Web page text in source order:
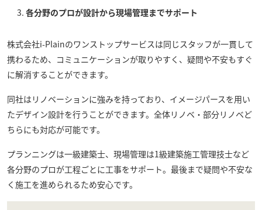
各分野のプロが設計から現場管理までサポート
株式会社i-Plainのワンストップサービスは同じスタッフが一貫して
携わるため、コミュニケーションが取りやすく、疑問や不安もすぐ
に解消することができます。
同社はリノベーションに強みを持っており、イメージパースを用い
たデザイン設計を行うことができます。全体リノベ・部分リノベど
ちらにも対応が可能です。
プランニングは一級建築士、現場管理は1級建築施工管理技士など
各分野のプロが工程ごとに工事をサポート。最後まで疑問や不安な
く施工を進められるため安心です。